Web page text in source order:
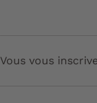
Vous vous